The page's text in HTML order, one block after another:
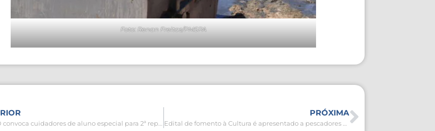
Foto: Renan Freitas/PMSPA
PRÓXIMA